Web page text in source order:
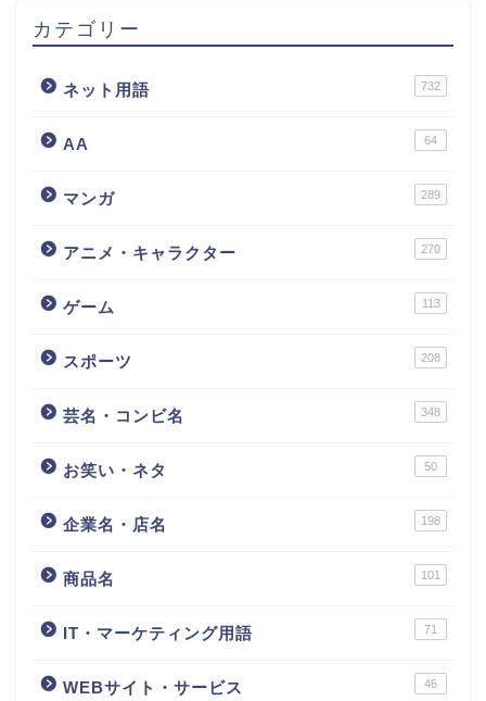
カテゴリー
ネット用語 732
AA 64
マンガ 289
アニメ・キャラクター 270
ゲーム 113
スポーツ 208
芸名・コンビ名 348
お笑い・ネタ 50
企業名・店名 198
商品名 101
IT・マーケティング用語 71
WEBサイト・サービス 46